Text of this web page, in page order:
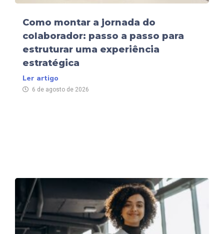
Como montar a jornada do
colaborador: passo a passo para
estruturar uma experiência
estratégica
Ler artigo
6 de agosto de 2026